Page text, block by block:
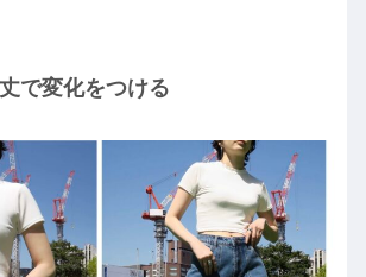
で変化をつける